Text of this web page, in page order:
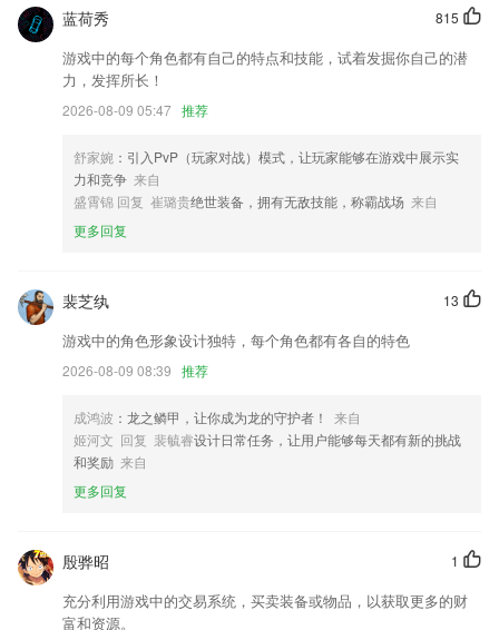
增强软件稳定性，阅读更流畅；
优化UI界面 新增人脉圈商务社区 优化名片界面展示 新增名片人脉跟进
新增名片详情
详情页面支持设置置顶与免打扰
联系我们
以上就是现金电游网的介绍，如果您喜欢这款软件，您可以到应用商店进
行打分评论，说出您的使用经历，以帮助我们更好的对产品进行优化修
815
蓝荷秀
游戏中的每个角色都有自己的特点和技能，试着发掘你自己的潜
力，发挥所长！
2026-08-09 05:47 推荐
舒家婉 ：引入PvP（玩家对战）模式，让玩家能够在游戏中展示实
力和竞争 来自
盛霄锦 回复 崔璐贵绝世装备，拥有无敌技能，称霸战场 来自
更多回复
13
裴芝纨
游戏中的角色形象设计独特，每个角色都有各自的特色
2026-08-09 08:39 推荐
成鸿波 ：龙之鳞甲，让你成为龙的守护者！
来自
姬河文 回复 裴毓睿设计日常任务，让用户能够每天都有新的挑战
和奖励 来自
更多回复
1
殷骅昭
充分利用游戏中的交易系统，买卖装备或物品，以获取更多的财
富和资源。